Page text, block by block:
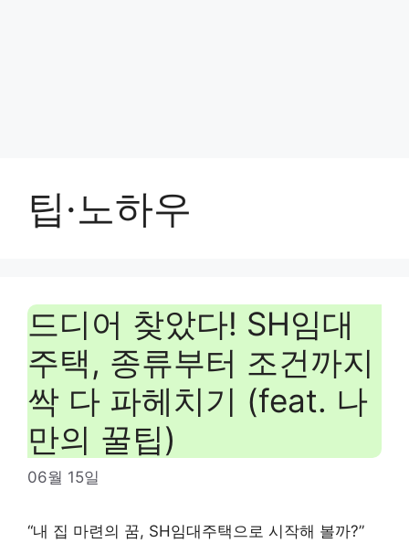
팁·노하우
드디어 찾았다! SH임대
주택, 종류부터 조건까지
싹 다 파헤치기 (feat. 나
만의 꿀팁)
06월 15일
“내 집 마련의 꿈, SH임대주택으로 시작해 볼까?”